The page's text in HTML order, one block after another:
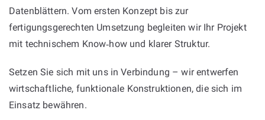
Datenblättern. Vom ersten Konzept bis zur
fertigungsgerechten Umsetzung begleiten wir Ihr Projekt
mit technischem Know‑how und klarer Struktur.
Setzen Sie sich mit uns in Verbindung – wir entwerfen
wirtschaftliche, funktionale Konstruktionen, die sich im
Einsatz bewähren.